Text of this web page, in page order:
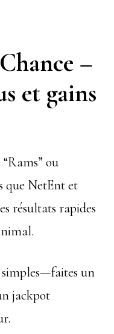
–
et gains
ou
que NetEnt et
résultats rapides
simples—faites un
jackpot